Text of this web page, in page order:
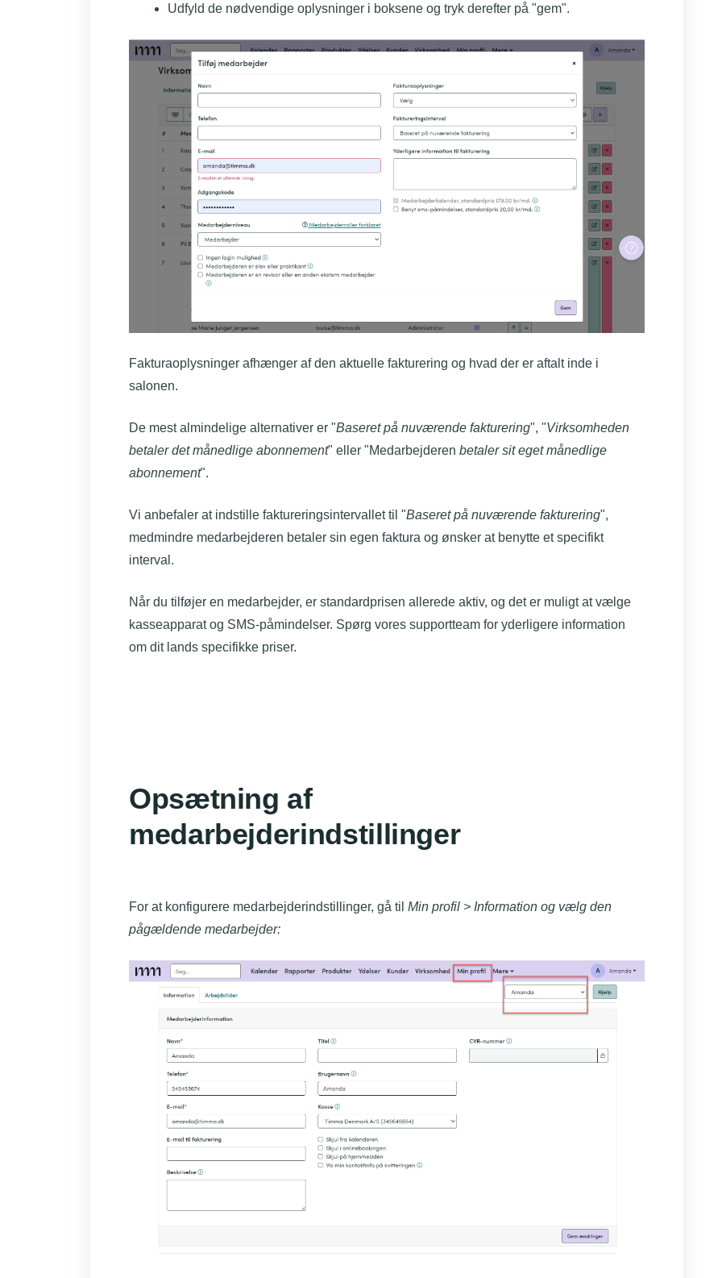
Udfyld de nødvendige oplysninger i boksene og tryk derefter på "gem".
Fakturaoplysninger afhænger af den aktuelle fakturering og hvad der er aftalt inde i
salonen.
De mest almindelige alternativer er "Baseret på nuværende fakturering", "Virksomheden
betaler det månedlige abonnement" eller "Medarbejderen betaler sit eget månedlige
abonnement".
Vi anbefaler at indstille faktureringsintervallet til "Baseret på nuværende fakturering",
medmindre medarbejderen betaler sin egen faktura og ønsker at benytte et specifikt
interval.
Når du tilføjer en medarbejder, er standardprisen allerede aktiv, og det er muligt at vælge
kasseapparat og SMS-påmindelser. Spørg vores supportteam for yderligere information
om dit lands specifikke priser.
Opsætning af
medarbejderindstillinger
For at konfigurere medarbejderindstillinger, gå til Min profil > Information og vælg den
pågældende medarbejder: